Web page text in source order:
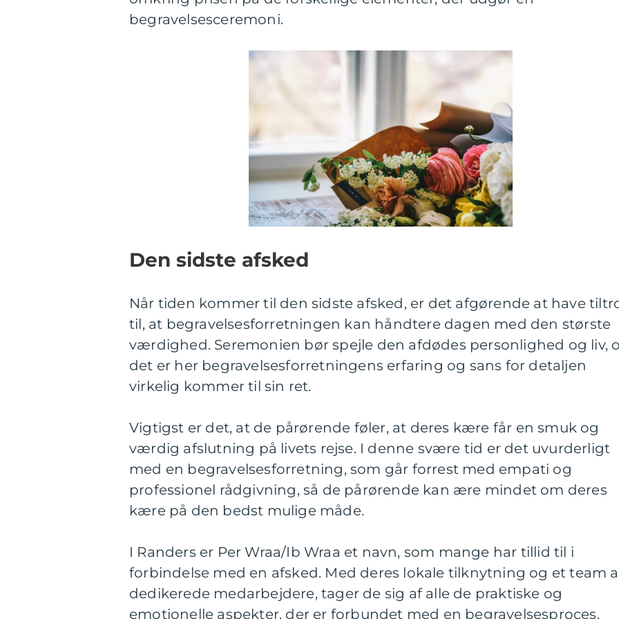
begravelsesceremoni.
Den sidste afsked
Når tiden kommer til den sidste afsked, er det afgørende at have
til, at begravelsesforretningen kan håndtere dagen med den største
værdighed. Seremonien bør spejle den afdødes personlighed og liv,
det er her begravelsesforretningens erfaring og sans for detaljen
virkelig kommer til sin ret.
Vigtigst er det, at de pårørende føler, at deres kære får en smuk og
værdig afslutning på livets rejse. I denne svære tid er det uvurderligt
med en begravelsesforretning, som går forrest med empati og
professionel rådgivning, så de pårørende kan ære mindet om deres
kære på den bedst mulige måde.
I Randers er Per Wraa/Ib Wraa et navn, som mange har tillid til i
forbindelse med en afsked. Med deres lokale tilknytning og et team
dedikerede medarbejdere, tager de sig af alle de praktiske og
emotionelle aspekter, der er forbundet med en begravelsesproces.